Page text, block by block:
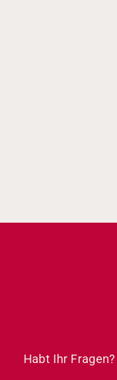
Habt Ihr